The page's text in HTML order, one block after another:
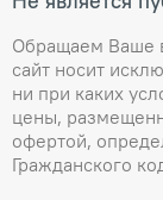
Обращаем Ваше
сайт носит
ни при каких
цены,
офертой,
Гражданского